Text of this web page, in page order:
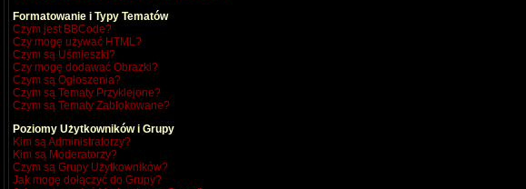
Formatowanie i Typy Tematów
Czym jest BBCode?
Czy mogę używać HTML?
Czym są Uśmieszki?
Czy mogę dodawać Obrazki?
Czym są Ogłoszenia?
Czym są Tematy Przyklejone?
Czym są Tematy Zablokowane?
Poziomy Użytkowników i Grupy
Kim są Administratorzy?
Kim są Moderatorzy?
Czym są Grupy Użytkowników?
Jak mogę dołączyć do Grupy?